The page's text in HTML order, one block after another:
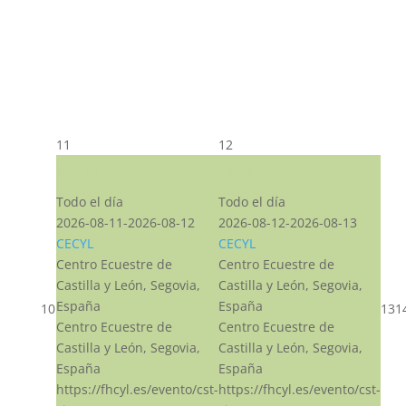
10
11
Todo el día
2026-08-11-2026-08-12
CECYL
Centro Ecuestre de
Castilla y León, Segovia,
España
Centro Ecuestre de
Castilla y León, Segovia,
España
https://fhcyl.es/evento/cst-
12
Todo el día
2026-08-12-2026-08-13
CECYL
Centro Ecuestre de
Castilla y León, Segovia,
España
Centro Ecuestre de
Castilla y León, Segovia,
España
https://fhcyl.es/evento/cst-
13